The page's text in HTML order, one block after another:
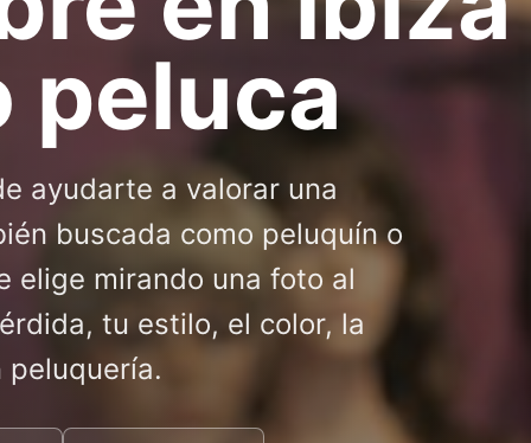
peluca
ayudarte a valorar una
buscada como peluquín o
elige mirando una foto al
tu estilo, el color, la